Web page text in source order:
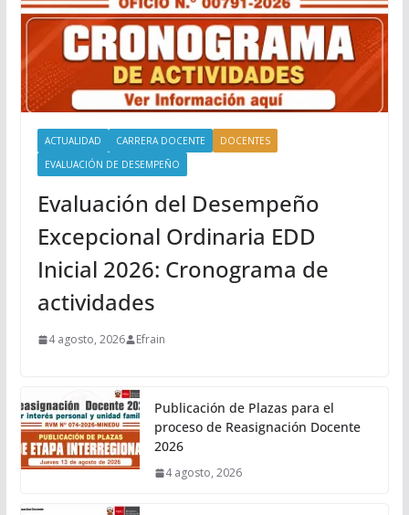
ACTUALIDAD CARRERA DOCENTE
DOCENTES
EVALUACIÓN DE DESEMPEÑO
Evaluación del Desempeño
Excepcional Ordinaria EDD
Inicial 2026: Cronograma de
actividades
4 agosto, 2026 Efrain
Publicación de Plazas para el
proceso de Reasignación Docente
2026
4 agosto, 2026